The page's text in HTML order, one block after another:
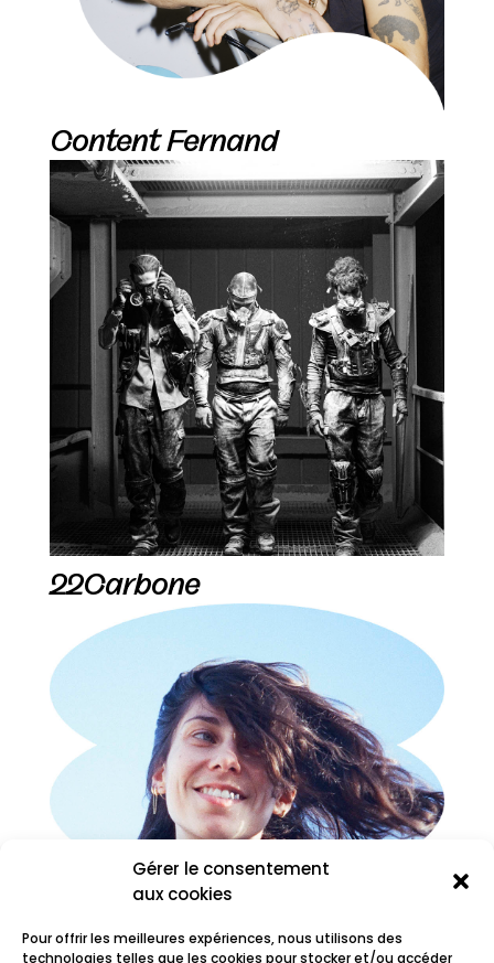
Gérer le consentement
aux cookies
Pour offrir les meilleures expériences, nous utilisons des
technologies telles que les cookies pour stocker et/ou accéder
Content Fernand
22Carbone